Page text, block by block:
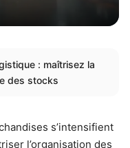
: maîtrisez la
des stocks
s’intensifient
l’organisation des